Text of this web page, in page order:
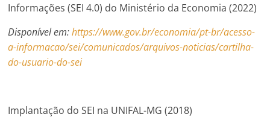
Informações (SEI 4.0) do Ministério da Economia (2022)
Disponível em:https://www.gov.br/economia/pt-br/acesso-
a-informacao/sei/comunicados/arquivos-noticias/cartilha-
do-usuario-do-sei
Implantação do SEI na UNIFAL-MG (2018)